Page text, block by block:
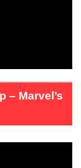
– Marvel’s